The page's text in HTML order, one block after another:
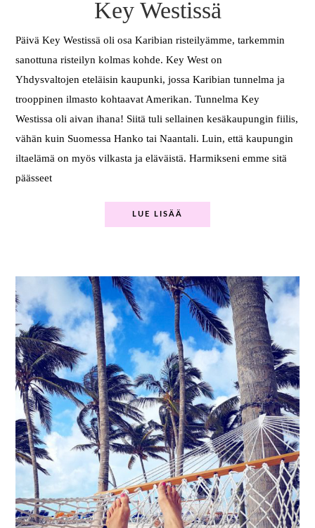
Key Westissä
Päivä Key Westissä oli osa Karibian risteilyämme, tarkemmin
sanottuna risteilyn kolmas kohde. Key West on
Yhdysvaltojen eteläisin kaupunki, jossa Karibian tunnelma ja
trooppinen ilmasto kohtaavat Amerikan. Tunnelma Key
Westissa oli aivan ihana! Siitä tuli sellainen kesäkaupungin fiilis,
vähän kuin Suomessa Hanko tai Naantali. Luin, että kaupungin
iltaelämä on myös vilkasta ja eläväistä. Harmikseni emme sitä
päässeet
LUE LISÄÄ